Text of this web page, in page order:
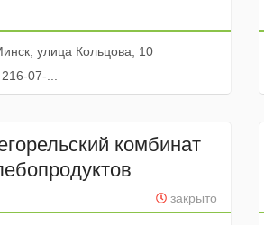
Минска УП
улица Кольцова, 10
07-...
комбинат
закрыто